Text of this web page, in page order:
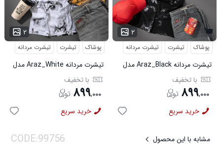
۲ ...
پوشاک تیشرت تیشرت مردانه
تیشرت مردانه Araz_White مدل
3992با تخفیف
۸۹۹,۰۰۰
خرید سریع
۲
پوشاک تیشرت تیشرت مردانه
تیشرت مردانه Araz_Black مدل
3991با تخفیف
۸۹۹,۰۰۰
خرید سریع
مشابه با این محصول